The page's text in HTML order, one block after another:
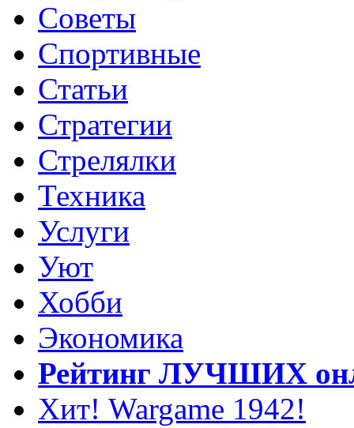
Советы
Спортивные
Статьи
Стратегии
Стрелялки
Техника
Услуги
Уют
Хобби
Экономика
Рейтинг ЛУЧШИХ
Хит! Wargame 1942!